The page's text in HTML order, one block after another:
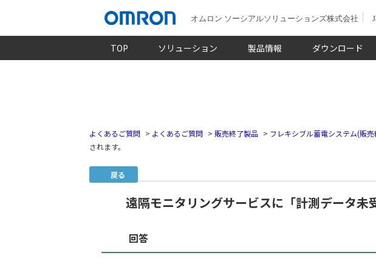
オムロン ソーシアルソリューションズ株式会社
TOP ソリューション 製品情報 ダウンロード
よくあるご質問 > よくあるご質問 > 販売終了製品 > フレキシブル蓄電システム(販売
されます。
戻る
遠隔モニタリングサービスに「計測データ未
回答